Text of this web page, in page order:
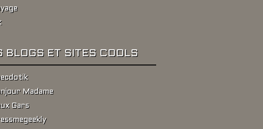
BLOGS ET SITES COOLS
Madame
Gars